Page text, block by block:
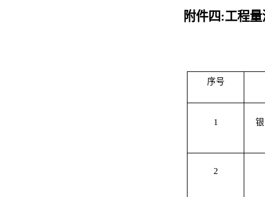
附件四:工程
序号
1
2